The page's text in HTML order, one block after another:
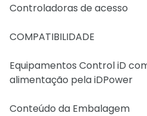
Controladoras de acesso
COMPATIBILIDADE
Equipamentos Control iD
alimentação pela iDPower
Conteúdo da Embalagem